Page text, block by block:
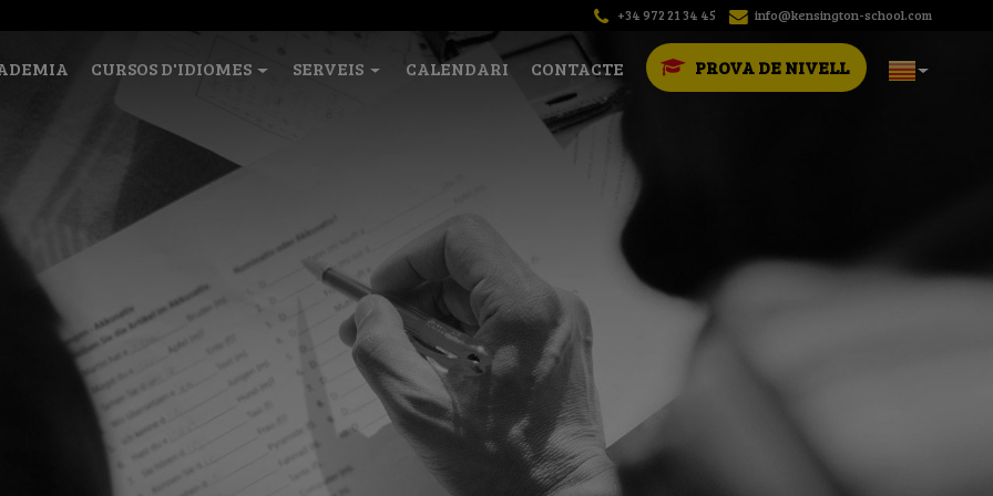
+34 972 21 34 45 info@kensington-school.com
CURSOS D'IDIOMES SERVEIS CALENDARI CONTACTE PROVA DE NIVELL